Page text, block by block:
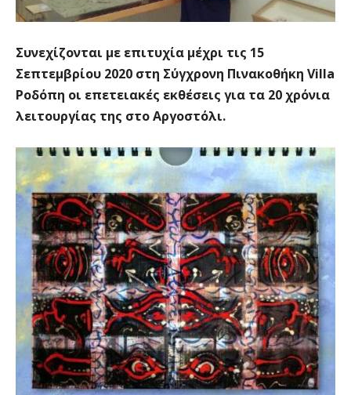
Συνεχίζονται με επιτυχία μέχρι τις 15
Σεπτεμβρίου 2020 στη Σύγχρονη Πινακοθήκη Villa
Ροδόπη οι επετειακές εκθέσεις για τα 20 χρόνια
λειτουργίας της στο Αργοστόλι.